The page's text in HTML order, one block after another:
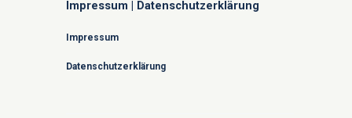
Impressum | Datenschutzerklärung
Impressum
Datenschutzerklärung